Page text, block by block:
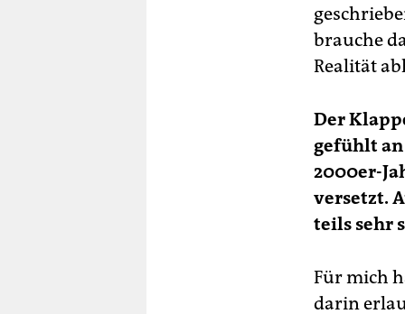
brauche
Realität
Der
gefühlt an
2000er-
versetzt.
teils sehr
Für mich
darin